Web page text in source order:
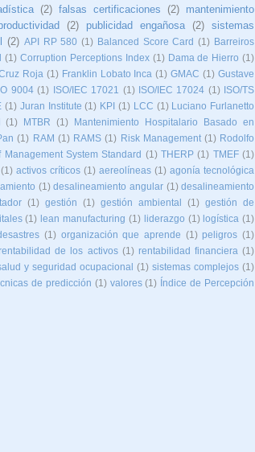
(2) falsas certificaciones (2)
mantenimiento
(2) publicidad engañosa (2)
sistemas
(2) API RP 580 (1) Balanced Score Card (1) Barreiros
(1) Corruption Perceptions Index (1) Dama de Hierro (1)
Roja (1) Franklin Lobato Inca (1) GMAC (1) Gustave
9004 (1) ISO/IEC 17021 (1) ISO/IEC 17024 (1)
ISO/TS
(1) Juran Institute (1) KPI (1) LCC (1)
Luciano Furlanetto
(1) MTBR (1)
Mantenimiento Hospitalario Basado en
(1) RAM (1) RAMS (1) Risk Management (1) Rodolfo
Management System Standard (1) THERP (1) TMEF (1)
(1) activos críticos (1) aereolíneas (1) agonía tecnológica
(1) desalineamiento angular (1) desalineamiento
(1) gestión (1) gestión ambiental (1) gestión de
(1) lean manufacturing (1) liderazgo (1) logística (1)
(1) organización que aprende (1) peligros (1)
de los activos (1) rentabilidad financiera (1)
y seguridad ocupacional (1) sistemas complejos (1)
de predicción (1) valores (1)
Índice de Percepción